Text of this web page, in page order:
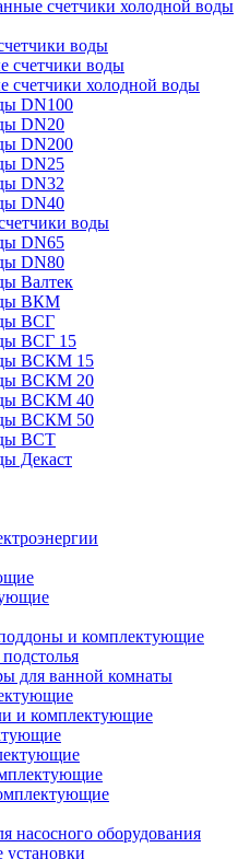
счетчики холодной воды
воды
счетчики воды
счетчики холодной воды
DN100
DN20
DN200
DN25
DN32
DN40
воды
DN65
DN80
Валтек
ВКМ
ВСГ
ВСГ 15
ВСКМ 15
ВСКМ 20
ВСКМ 40
ВСКМ 50
ВСТ
Декаст
и комплектующие
для ванной комнаты
и комплектующие
насосного оборудования